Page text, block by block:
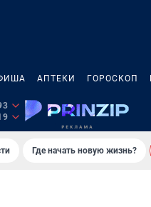
АПТЕКИ ГОРОСКОП
Где начать новую жизнь?